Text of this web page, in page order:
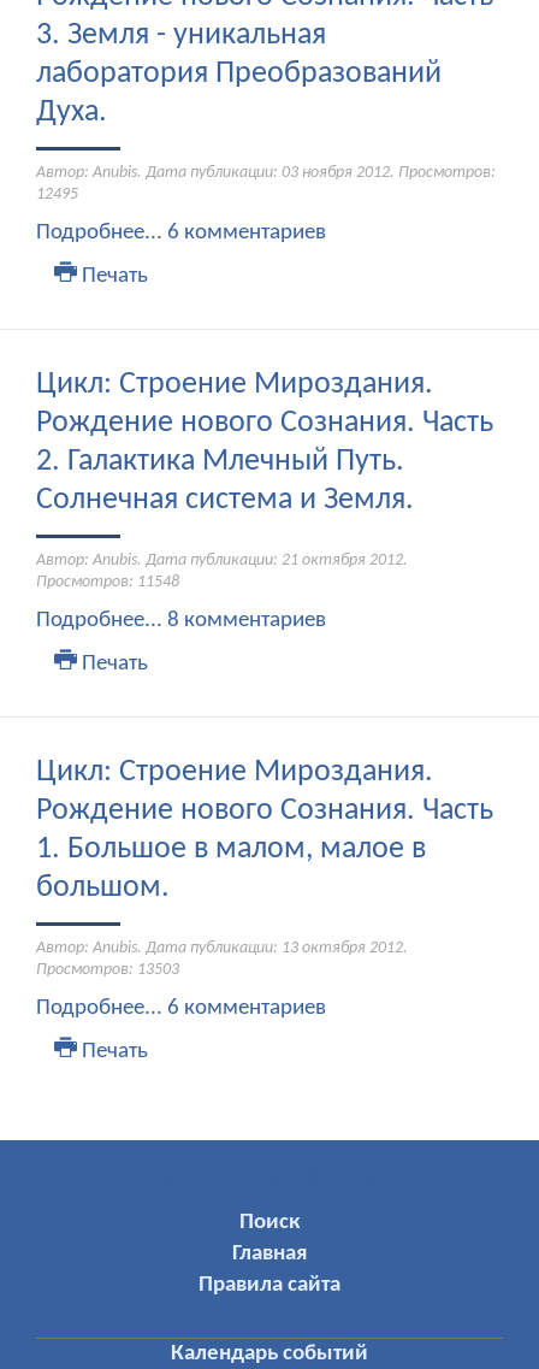
3. Земля - уникальная
лаборатория Преобразований
Духа.
Автор: Anubis. Дата публикации: 03 ноября 2012. Просмотров:
12495
Подробнее... 6 комментариев
Печать
Цикл: Строение Мироздания.
Рождение нового Сознания. Часть
2. Галактика Млечный Путь.
Солнечная система и Земля.
Автор: Anubis. Дата публикации: 21 октября 2012.
Просмотров: 11548
Подробнее... 8 комментариев
Печать
Цикл: Строение Мироздания.
Рождение нового Сознания. Часть
1. Большое в малом, малое в
большом.
Автор: Anubis. Дата публикации: 13 октября 2012.
Просмотров: 13503
Подробнее... 6 комментариев
Печать
Поиск
Главная
Правила сайта
Календарь событий